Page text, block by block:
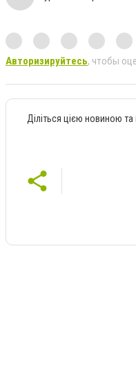
Авторизируйтесь, чтобы
Діліться цією новиною та